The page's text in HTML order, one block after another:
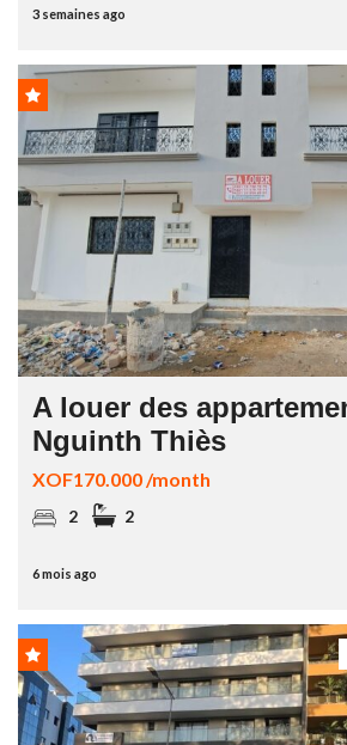
3 semaines ago
A louer des
Nguinth Thiès
XOF170.000 /month
2 2
6 mois ago